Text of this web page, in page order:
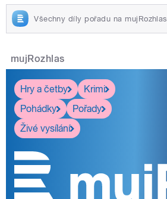
Všechny díly pořadu na mujRozhlas
mujRozhlas
Hry a četby
Krimi
Pohádky
Pořady
Živé vysílání